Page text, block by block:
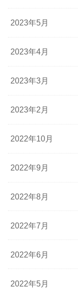
2023年5月
2023年4月
2023年3月
2023年2月
2022年10月
2022年9月
2022年8月
2022年7月
2022年6月
2022年5月